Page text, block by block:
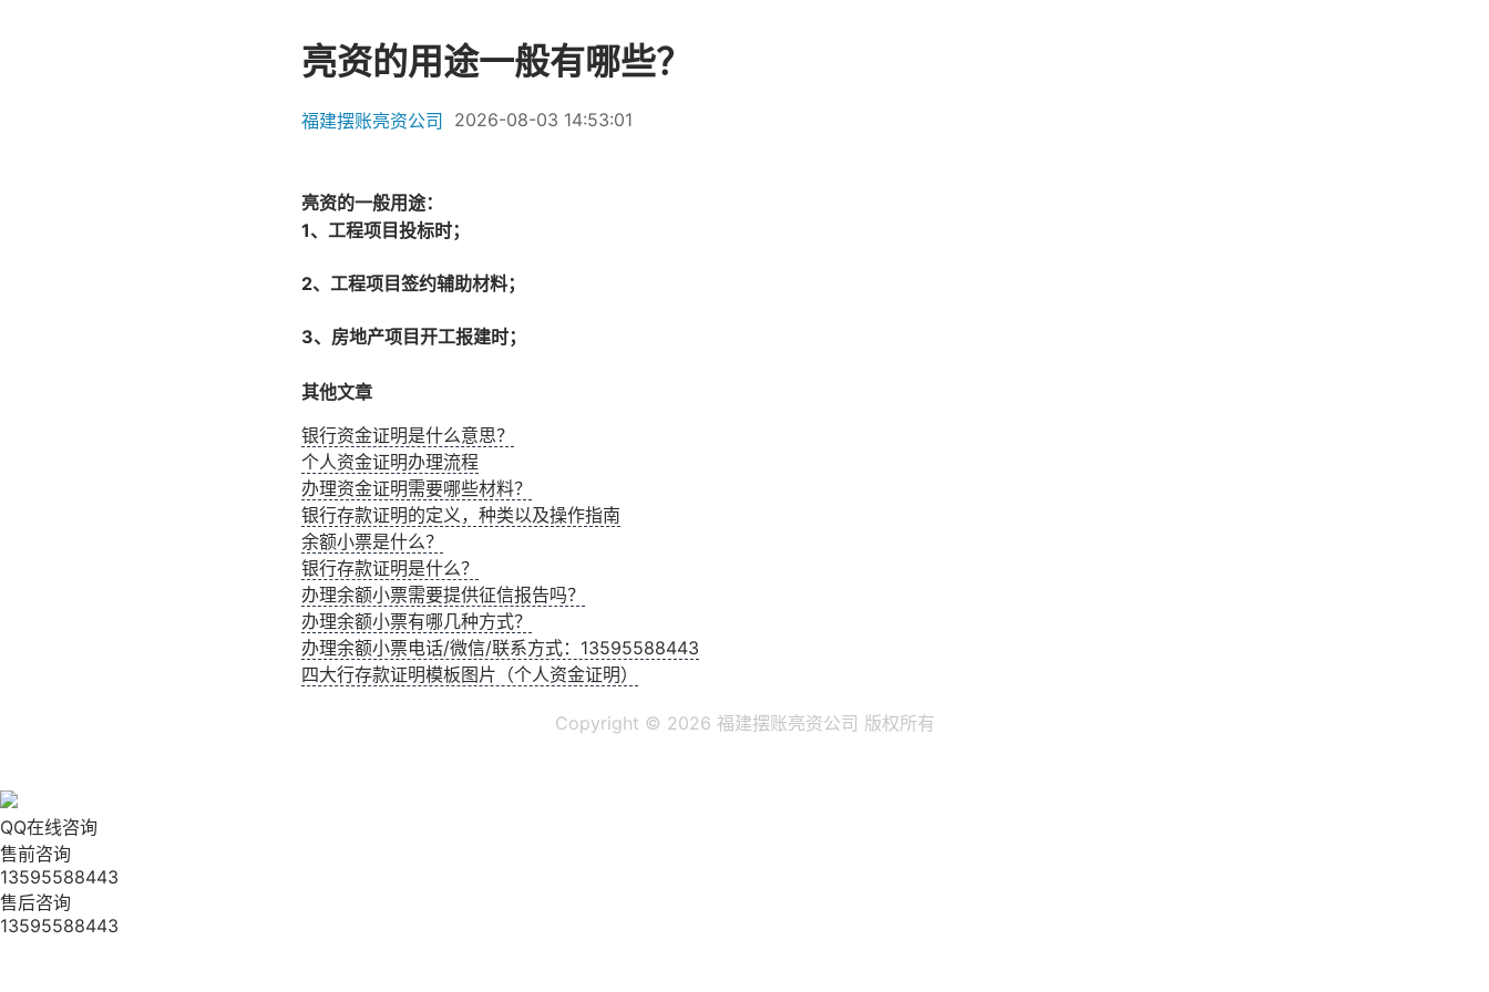
亮资的用途一般有哪些？
福建摆账亮资公司 2026-08-03 14:53:01
亮资的一般用途：
1、工程项目投标时；
2、工程项目签约辅助材料；
3、房地产项目开工报建时；
其他文章
银行资金证明是什么意思？
个人资金证明办理流程
办理资金证明需要哪些材料？
银行存款证明的定义，种类以及操作指南
余额小票是什么？
银行存款证明是什么？
办理余额小票需要提供征信报告吗？
办理余额小票有哪几种方式？
办理余额小票电话/微信/联系方式：13595588443
四大行存款证明模板图片（个人资金证明）
Copyright © 2026 福建摆账亮资公司 版权所有
QQ在线咨询
售前咨询
13595588443
售后咨询
13595588443